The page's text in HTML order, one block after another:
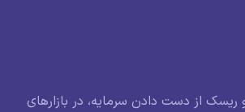
از دست دادن سرمایه، در بازارهای